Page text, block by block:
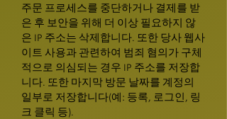
주문 프로세스를 중단하거나 결제를 받
은 후 보안을 위해 더 이상 필요하지 않
은 IP 주소는 삭제합니다. 또한 당사 웹사
이트 사용과 관련하여 범죄 혐의가 구체
적으로 의심되는 경우 IP 주소를 저장합
니다. 또한 마지막 방문 날짜를 계정의
일부로 저장합니다(예: 등록, 로그인, 링
크 클릭 등).